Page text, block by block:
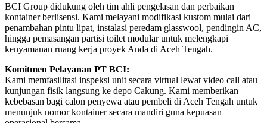
BCI Group didukung oleh tim ahli pengelasan dan perbaikan
kontainer berlisensi. Kami melayani modifikasi kustom mulai dari
penambahan pintu lipat, instalasi peredam glasswool, pendingin AC,
hingga pemasangan partisi toilet modular untuk melengkapi
kenyamanan ruang kerja proyek Anda di Aceh Tengah.
Komitmen Pelayanan PT BCI:
Kami memfasilitasi inspeksi unit secara virtual lewat video call atau
kunjungan fisik langsung ke depo Cakung. Kami memberikan
kebebasan bagi calon penyewa atau pembeli di Aceh Tengah untuk
menunjuk nomor kontainer secara mandiri guna kepuasan